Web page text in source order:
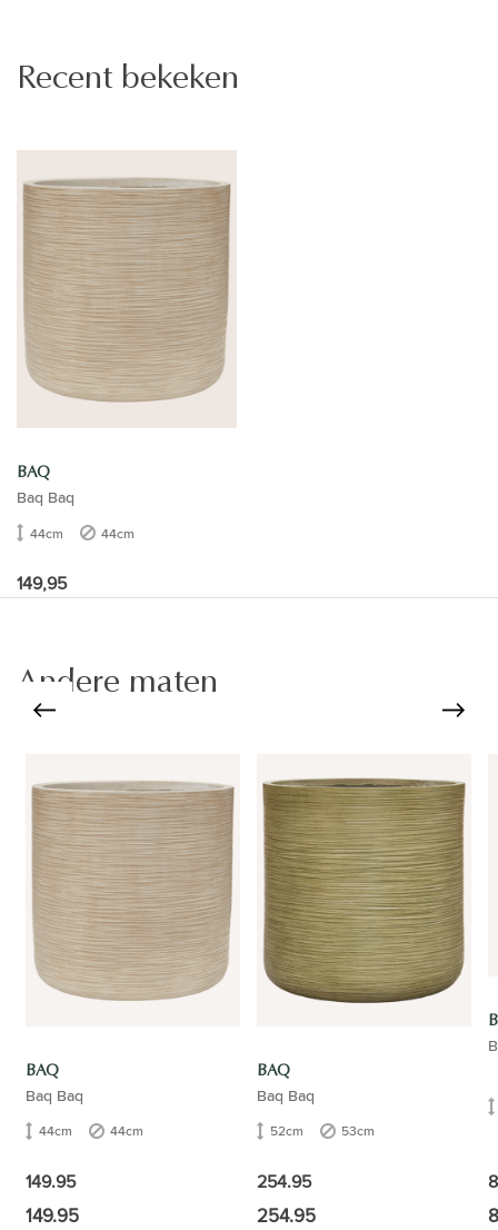
Recent bekeken
BAQ
Baq Baq
44cm 44cm
149,95
Andere maten
BAQ
Baq Baq
44cm 44cm
149.95
149.95
BAQ
Baq Baq
52cm 53cm
254.95
254.95